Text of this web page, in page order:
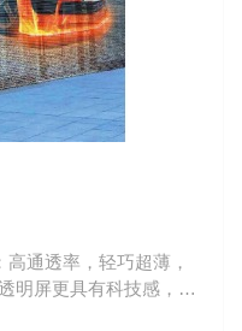
明屏更具有科技感，深